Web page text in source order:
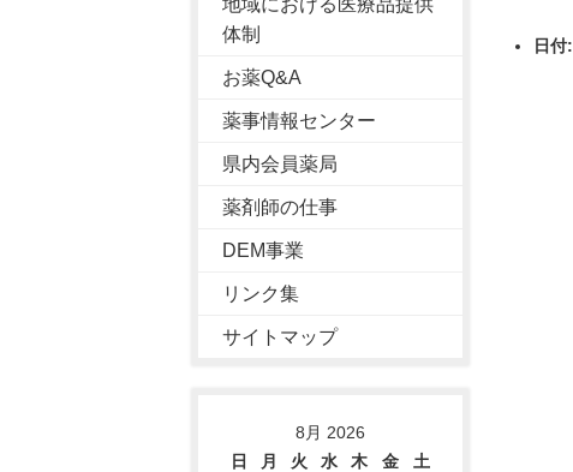
地域における医療品提供
体制
お薬Q&A
薬事情報センター
県内会員薬局
薬剤師の仕事
DEM事業
リンク集
サイトマップ
8月 2026
日
月 火 水 木 金
土
日付: